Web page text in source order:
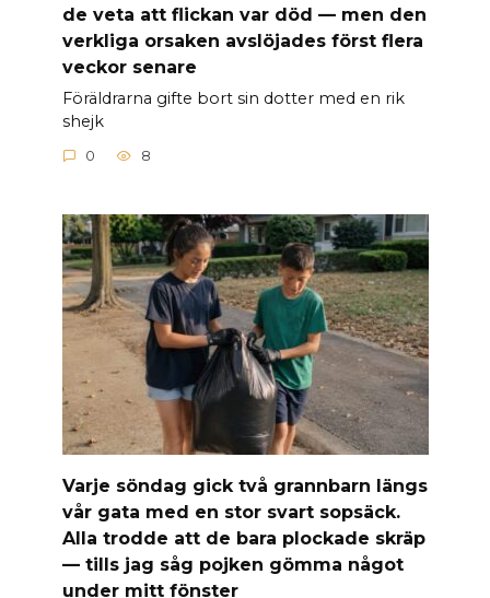
de veta att flickan var död — men den
verkliga orsaken avslöjades först flera
veckor senare
Föräldrarna gifte bort sin dotter med en rik
shejk
0 8
Varje söndag gick två grannbarn längs
vår gata med en stor svart sopsäck.
Alla trodde att de bara plockade skräp
— tills jag såg pojken gömma något
under mitt fönster